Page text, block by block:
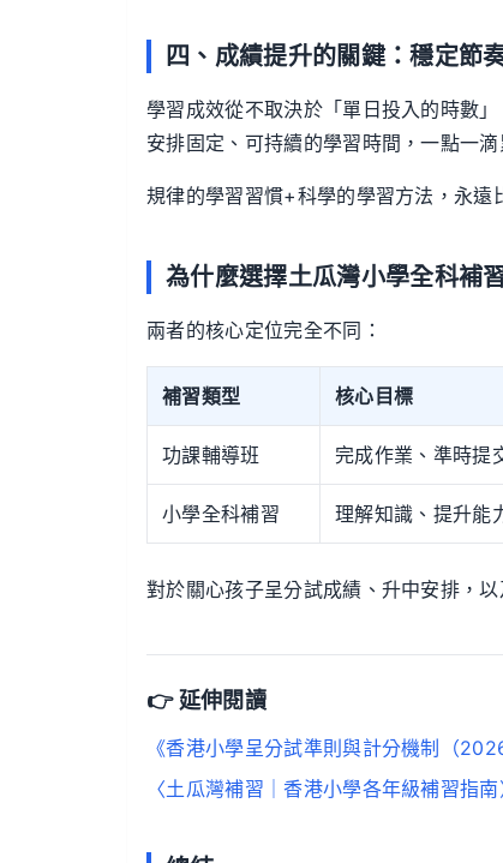
四、成績提升的關鍵：穩定節
學習成效從不取決於「單日投入的時數
安排固定、可持續的學習時間，一點一滴
規律的學習習慣+科學的學習方法，永遠
為什麼選擇土瓜灣小學全科補
兩者的核心定位完全不同：
補習類型 核心目標
功課輔導班 完成作業、準時提
小學全科補習 理解知識、提升能
對於關心孩子呈分試成績、升中安排，
👉 延伸閱讀
《香港小學呈分試準則與計分機制（
〈土瓜灣補習｜香港小學各年級補習指南